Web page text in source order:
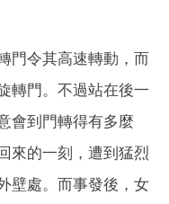
門令其高速轉動，而
轉門。不過站在後一
會到門轉得有多麼
來的一刻，遭到猛烈
壁處。而事發後，女